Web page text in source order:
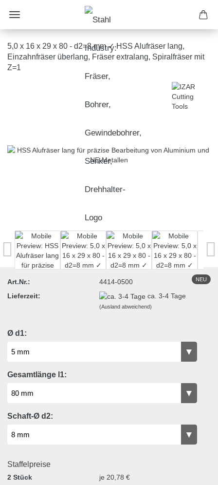
5,0 x 16 x 29 x 80 - d2=8 mm ✓ HSS Alufräser lang,
Einzahnfräser überlang, Fräser extralang, Spiralfräser mit
Z=1
NEU
Art.Nr.:
4414-0500
Lieferzeit:
ca. 3-4 Tage
(Ausland abweichend)
Ø d1:
Gesamtlänge l1:
Schaft-Ø d2:
Staffelpreise
2 Stück
je 20,78 €